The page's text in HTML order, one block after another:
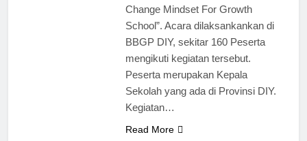
Change Mindset For Growth
School”. Acara dilaksankankan di
BBGP DIY, sekitar 160 Peserta
mengikuti kegiatan tersebut.
Peserta merupakan Kepala
Sekolah yang ada di Provinsi DIY.
Kegiatan…
Read More